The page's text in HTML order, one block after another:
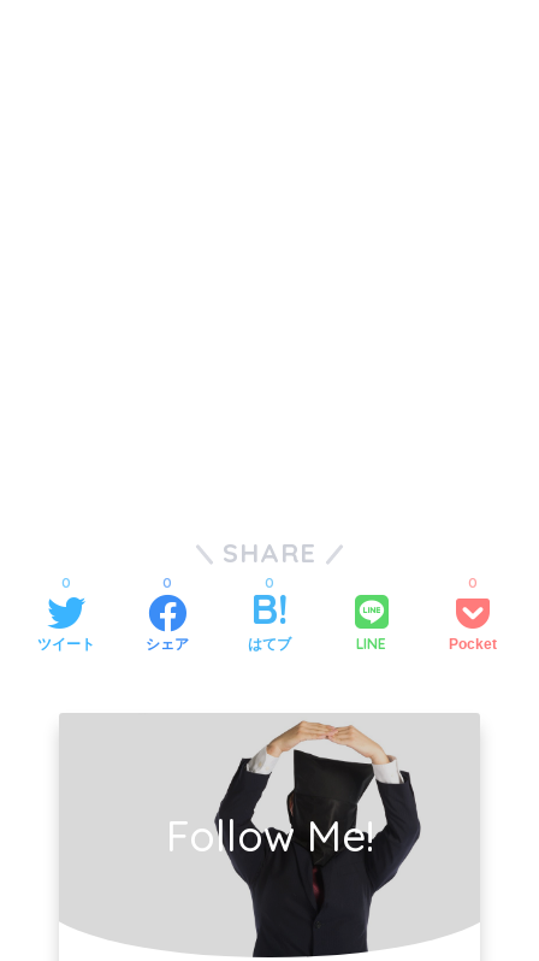
SHARE
ツイート
0
シェア
0
はてブ
0
LINE Pocket
0
Follow Me!